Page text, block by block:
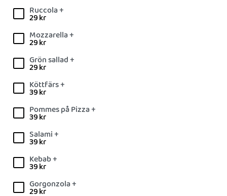
Ruccola +
29kr
Mozzarella +
29kr
Grön sallad +
29kr
Köttfärs +
39kr
Pommes på Pizza +
39kr
Salami +
39kr
Kebab +
39kr
Gorgonzola +
29kr